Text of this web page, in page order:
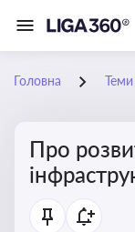
Головна Теми
Про